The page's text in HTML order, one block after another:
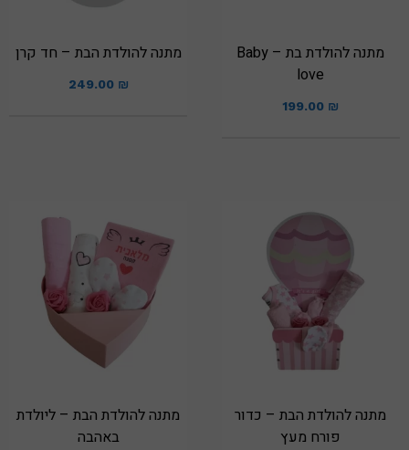
מתנה להולדת בת – Baby
love
199.00 ₪
מתנה להולדת הבת – חד קרן
249.00 ₪
מתנה להולדת הבת – כדור
פורח מעץ
מתנה להולדת הבת – ליולדת
באהבה